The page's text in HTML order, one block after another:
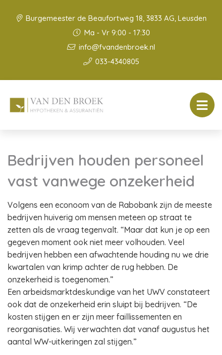
Burgemeester de Beaufortweg 18, 3833 AG, Leusden
Ma - Vr 9:00 - 17:30
info@fvandenbroek.nl
033-4340805
Bedrijven houden personeel
vast vanwege onzekerheid
Volgens een econoom van de Rabobank zijn de meeste
bedrijven huiverig om mensen meteen op straat te
zetten als de vraag tegenvalt. “Maar dat kun je op een
gegeven moment ook niet meer volhouden. Veel
bedrijven hebben een afwachtende houding nu we drie
kwartalen van krimp achter de rug hebben. De
onzekerheid is toegenomen.”
Een arbeidsmarktdeskundige van het UWV constateert
ook dat de onzekerheid erin sluipt bij bedrijven. “De
kosten stijgen en er zijn meer faillissementen en
reorganisaties. Wij verwachten dat vanaf augustus het
aantal WW-uitkeringen zal stijgen.”